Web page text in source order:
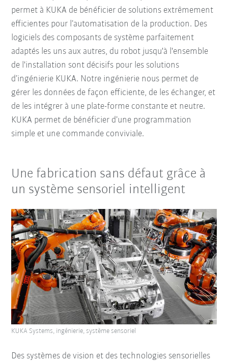
permet à KUKA de bénéficier de solutions extrêmement
efficientes pour l’automatisation de la production. Des
logiciels des composants de système parfaitement
adaptés les uns aux autres, du robot jusqu'à l'ensemble
de l'installation sont décisifs pour les solutions
d’ingénierie KUKA. Notre ingénierie nous permet de
gérer les données de façon efficiente, de les échanger, et
de les intégrer à une plate-forme constante et neutre.
KUKA permet de bénéficier d’une programmation
simple et une commande conviviale.
Une fabrication sans défaut grâce à
un système sensoriel intelligent
Des systèmes de vision et des technologies sensorielles
KUKA Systems, ingénierie, système sensoriel